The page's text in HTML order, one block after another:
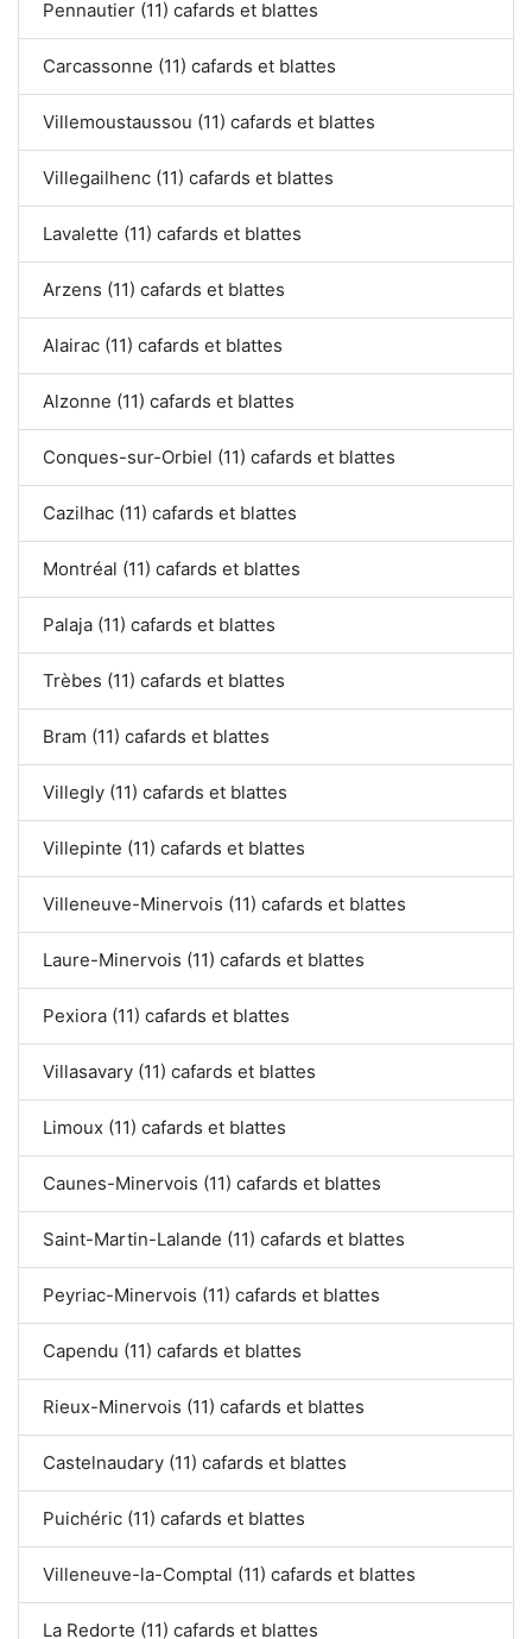
Pennautier (11) cafards et blattes
Carcassonne (11) cafards et blattes
Villemoustaussou (11) cafards et blattes
Villegailhenc (11) cafards et blattes
Lavalette (11) cafards et blattes
Arzens (11) cafards et blattes
Alairac (11) cafards et blattes
Alzonne (11) cafards et blattes
Conques-sur-Orbiel (11) cafards et blattes
Cazilhac (11) cafards et blattes
Montréal (11) cafards et blattes
Palaja (11) cafards et blattes
Trèbes (11) cafards et blattes
Bram (11) cafards et blattes
Villegly (11) cafards et blattes
Villepinte (11) cafards et blattes
Villeneuve-Minervois (11) cafards et blattes
Laure-Minervois (11) cafards et blattes
Pexiora (11) cafards et blattes
Villasavary (11) cafards et blattes
Limoux (11) cafards et blattes
Caunes-Minervois (11) cafards et blattes
Saint-Martin-Lalande (11) cafards et blattes
Peyriac-Minervois (11) cafards et blattes
Capendu (11) cafards et blattes
Rieux-Minervois (11) cafards et blattes
Castelnaudary (11) cafards et blattes
Puichéric (11) cafards et blattes
Villeneuve-la-Comptal (11) cafards et blattes
La Redorte (11) cafards et blattes